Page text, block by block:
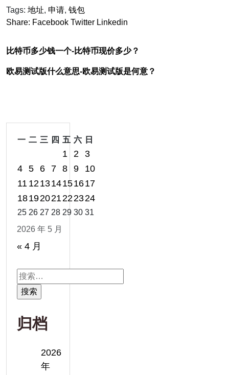
Tags: 地址, 申请, 钱包
Share: Facebook Twitter Linkedin
比特币多少钱一个-比特币现价多少？
欧易测试版什么意思-欧易测试版是何意？
2026 年 5 月
一 二 三 四 五 六 日
1 2 3
4 5 6 7 8 9
10
11 121314151617
18192021222324
25 26 27 28 29 30 31
« 4 月
搜
索：
归档
2026
年